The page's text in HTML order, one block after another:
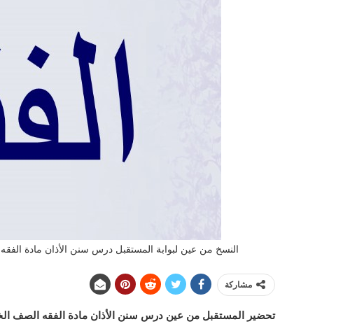
النسخ من عين لبوابة المستقبل درس سنن الأذان مادة الفقه
مشاركة
تحضير المستقبل من عين درس سنن الأذان مادة الفقه الصف